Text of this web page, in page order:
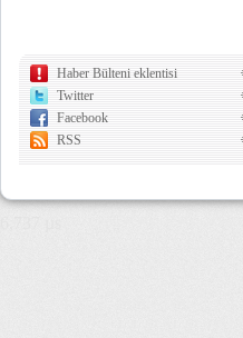
Haber Bülteni eklentisi
Twitter
Facebook
RSS